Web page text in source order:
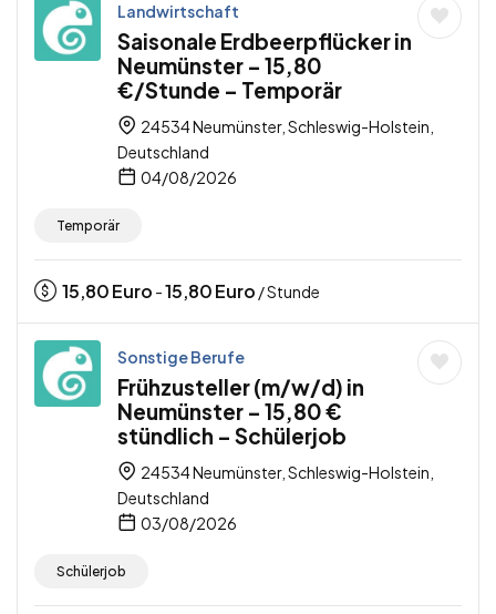
Landwirtschaft
Saisonale Erdbeerpflücker in
Neumünster – 15,80
€/Stunde – Temporär
24534 Neumünster, Schleswig-Holstein,
Deutschland
04/08/2026
Temporär
15,80Euro -15,80Euro / Stunde
Sonstige Berufe
Frühzusteller (m/w/d) in
Neumünster – 15,80 €
stündlich – Schülerjob
24534 Neumünster, Schleswig-Holstein,
Deutschland
03/08/2026
Schülerjob